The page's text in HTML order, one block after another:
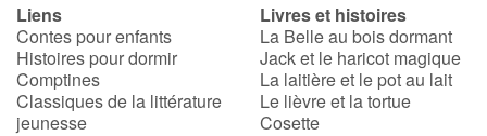
Liens
Contes pour enfants
Histoires pour dormir
Comptines
Classiques de la littérature
jeunesse
Livres et histoires
La Belle au bois dormant
Jack et le haricot magique
La laitière et le pot au lait
Le lièvre et la tortue
Cosette